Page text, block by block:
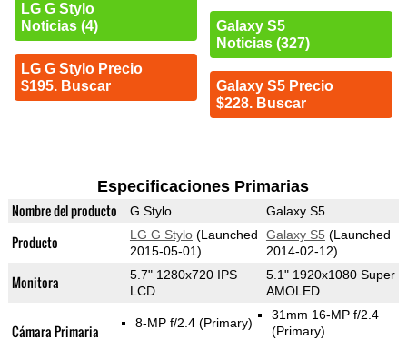
LG G Stylo
Noticias (4)
LG G Stylo Precio
$195. Buscar
Galaxy S5
Noticias (327)
Galaxy S5 Precio
$228. Buscar
Especificaciones Primarias
Nombre del producto G Stylo Galaxy S5
Producto LG G Stylo(Launched
2015-05-01)
Galaxy S5 (Launched
2014-02-12)
Monitora
5.7" 1280x720 IPS
LCD
5.1" 1920x1080 Super
AMOLED
Cámara Primaria 8-MP f/2.4 (Primary)
31mm 16-MP f/2.4
(Primary)